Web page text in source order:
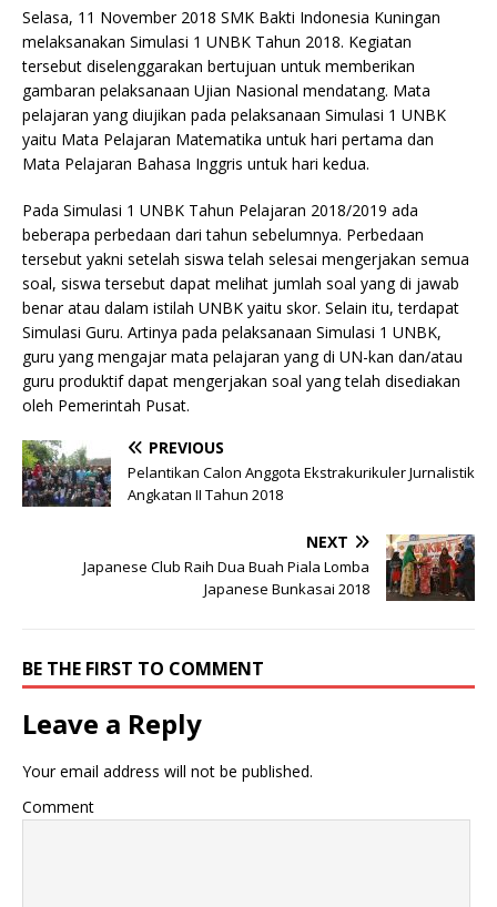
Selasa, 11 November 2018 SMK Bakti Indonesia Kuningan
melaksanakan Simulasi 1 UNBK Tahun 2018. Kegiatan
tersebut diselenggarakan bertujuan untuk memberikan
gambaran pelaksanaan Ujian Nasional mendatang. Mata
pelajaran yang diujikan pada pelaksanaan Simulasi 1 UNBK
yaitu Mata Pelajaran Matematika untuk hari pertama dan
Mata Pelajaran Bahasa Inggris untuk hari kedua.
Pada Simulasi 1 UNBK Tahun Pelajaran 2018/2019 ada
beberapa perbedaan dari tahun sebelumnya. Perbedaan
tersebut yakni setelah siswa telah selesai mengerjakan semua
soal, siswa tersebut dapat melihat jumlah soal yang di jawab
benar atau dalam istilah UNBK yaitu skor. Selain itu, terdapat
Simulasi Guru. Artinya pada pelaksanaan Simulasi 1 UNBK,
guru yang mengajar mata pelajaran yang di UN-kan dan/atau
guru produktif dapat mengerjakan soal yang telah disediakan
oleh Pemerintah Pusat.
PREVIOUS
Pelantikan Calon Anggota Ekstrakurikuler Jurnalistik
Angkatan II Tahun 2018
NEXT
Japanese Club Raih Dua Buah Piala Lomba
Japanese Bunkasai 2018
BE THE FIRST TO COMMENT
Leave a Reply
Your email address will not be published.
Comment